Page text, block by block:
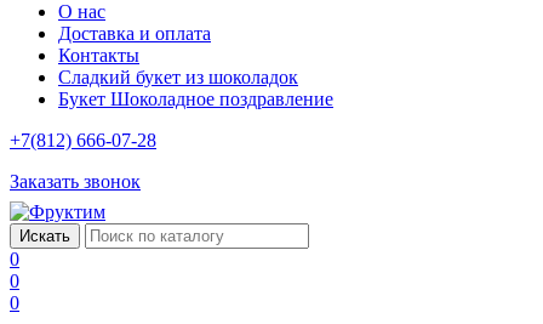
О нас
Доставка и оплата
Контакты
Сладкий букет из шоколадок
Букет Шоколадное поздравление
+7(812) 666-07-28
Заказать звонок
0
0
0